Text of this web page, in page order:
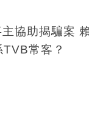
協助揭騙案
常客？